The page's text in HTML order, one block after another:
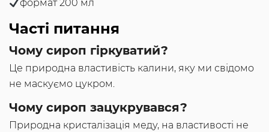
формат 200 мл
Часті питання
Чому сироп гіркуватий?
Це природна властивість калини, яку ми свідомо
не маскуємо цукром.
Чому сироп зацукрувався?
Природна кристалізація меду, на властивості не